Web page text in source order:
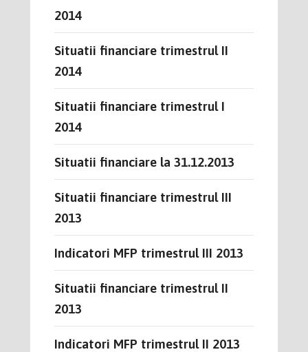
2014
Situatii financiare trimestrul II
2014
Situatii financiare trimestrul I
2014
Situatii financiare la 31.12.2013
Situatii financiare trimestrul III
2013
Indicatori MFP trimestrul III 2013
Situatii financiare trimestrul II
2013
Indicatori MFP trimestrul II 2013